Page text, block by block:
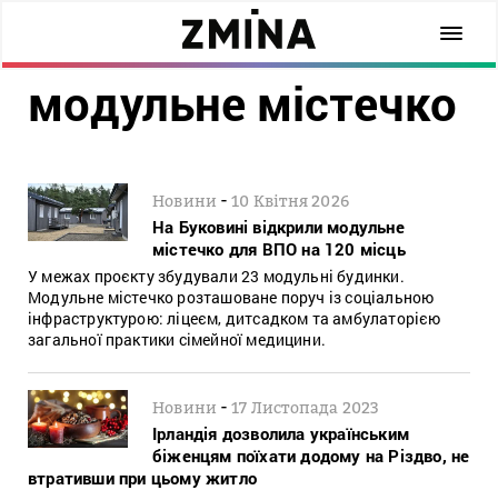
модульне містечко
Новини -10 Квітня 2026
На Буковині відкрили модульне
містечко для ВПО на 120 місць
У межах проєкту збудували 23 модульні будинки.
Модульне містечко розташоване поруч із соціальною
інфраструктурою: ліцеєм, дитсадком та амбулаторією
загальної практики сімейної медицини.
Новини -17 Листопада 2023
Ірландія дозволила українським
біженцям поїхати додому на Різдво, не
втративши при цьому житло